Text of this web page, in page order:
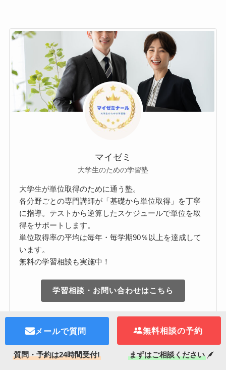
マイゼミ
大学生のための学習塾
大学生が単位取得のために通う塾。
各分野ごとの専門講師が「基礎から単位取得」を丁寧
に指導。テストから逆算したスケジュールで単位を取
得をサポートします。
単位取得率の平均は毎年・毎学期90％以上を達成して
います。
無料の学習相談も実施中！
学習相談・お問い合わせはこちら
新着記事
メールで質問
質問・予約は24時間受付!
無料相談の予約
まずはご相談ください